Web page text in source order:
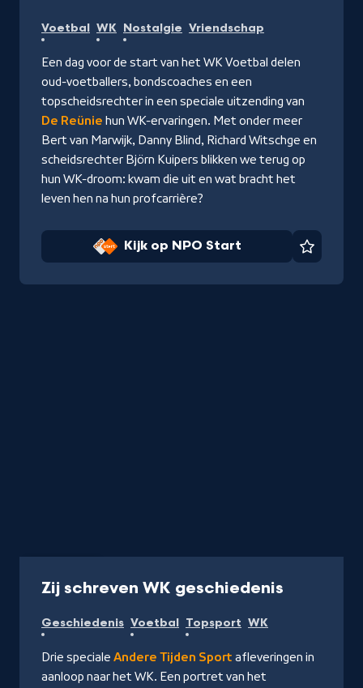
op
NPO
Start
Voetbal WK Nostalgie Vriendschap
Een dag voor de start van het WK Voetbal delen
oud-voetballers, bondscoaches en een
topscheidsrechter in een speciale uitzending van
De Reünie hun WK-ervaringen. Met onder meer
Bert van Marwijk, Danny Blind, Richard Witschge en
scheidsrechter Björn Kuipers blikken we terug op
hun WK-droom: kwam die uit en wat bracht het
leven hen na hun profcarrière?
Kijk op NPO Start
Zij schreven WK geschiedenis
NPO
Start
Geschiedenis Voetbal Topsport WK
Drie speciale Andere Tijden Sport afleveringen in
aanloop naar het WK. Een portret van het